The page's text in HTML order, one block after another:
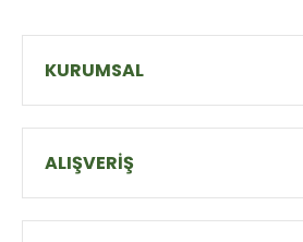
KURUMSAL
ALIŞVERİŞ